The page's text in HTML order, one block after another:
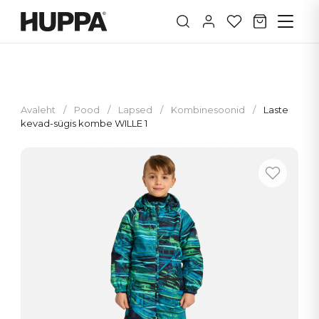
Avaleht / Pood / Lapsed / Kombinesoonid /
Laste
kevad-sügis kombe WILLE 1